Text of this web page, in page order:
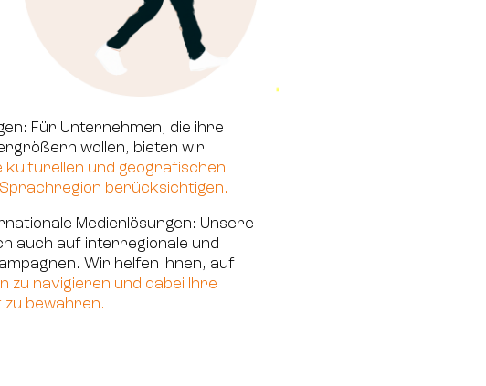
Für Unternehmen, die ihre
wollen, bieten wir
kulturellen und geografischen
berücksichtigen.
Medienlösungen: Unsere
auch auf interregionale und
Wir helfen Ihnen, auf
zu navigieren und dabei Ihre
bewahren.